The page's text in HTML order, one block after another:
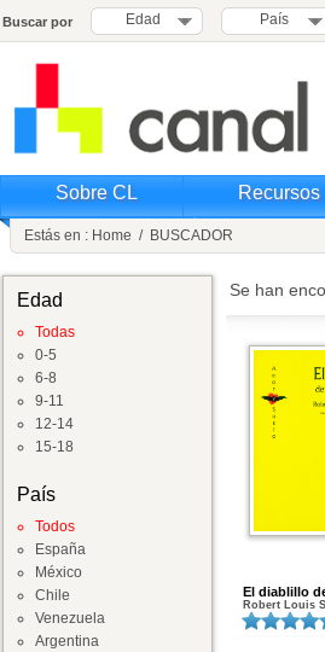
Buscar por Edad País
Sobre CL Recursos
Estás en : Home / BUSCADOR
Edad
Todas
0-5
6-8
9-11
12-14
15-18
País
Todos
España
México
Chile
Venezuela
Argentina
Se han
El diablillo
Robert Louis